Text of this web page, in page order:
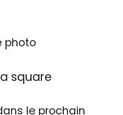
photo
square
le prochain